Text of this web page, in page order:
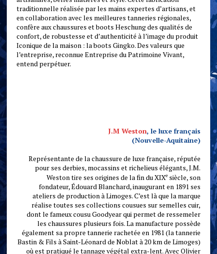
traditionnelle réalisée par les mains expertes d’artisans, et
en collaboration avec les meilleures tanneries régionales,
confère aux chaussures et boots Heschung des qualités de
confort, de robustesse et d’authenticité à l’image du produit
Iconique de la maison : la boots Gingko. Des valeurs que
l’entreprise, reconnue Entreprise du Patrimoine Vivant,
entend perpétuer.
J.M Weston, le luxe français
(Nouvelle-Aquitaine)
Représentante de la chaussure de luxe française, réputée
pour ses derbies, mocassins et richelieus élégants, J.M.
Weston tire ses origines de la fin du XIXe siècle, son
fondateur, Édouard Blanchard, inaugurant en 1891 ses
ateliers de production à Limoges. C’est là que la marque
réalise toutes ses collections cousues sur semelles cuir,
dont le fameux cousu Goodyear qui permet de ressemeler
les chaussures plusieurs fois. La manufacture possède
également sa propre tannerie rachetée en 1981 (la tannerie
Bastin & Fils à Saint-Léonard de Noblat à 20 km de Limoges)
où est pratiqué le tannage végétal extra-lent. Avec Olivier